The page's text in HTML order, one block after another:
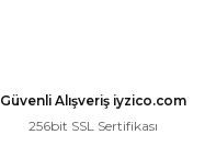
Güvenli Alışveriş iyzico.com
256bit SSL Sertifikası